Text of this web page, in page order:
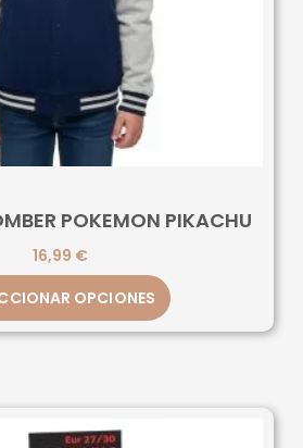
POKEMON PIKACHU
16,99 €
OPCIONES